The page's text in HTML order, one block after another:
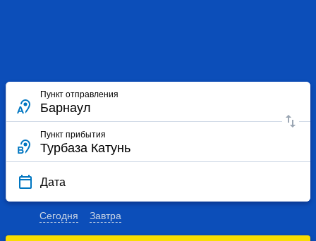
Пункт отправления
Пункт прибытия
Дата
Сегодня Завтра